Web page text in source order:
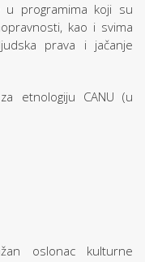
u programima koji su
kao i svima
prava i jačanje
etnologiju CANU (u
oslonac kulturne